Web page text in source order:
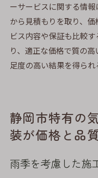
ーサービスに関する情
から見積もりを取り、
ビス内容や保証も比較
り、適正な価格で質の
足度の高い結果を得られ
静岡市特有の
装が価格と品
雨季を考慮した施